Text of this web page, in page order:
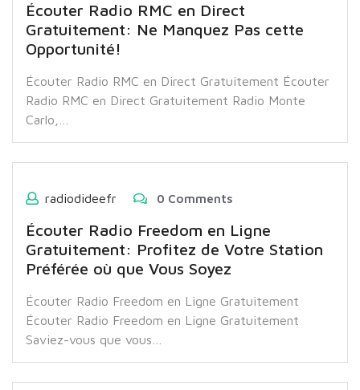
Écouter Radio RMC en Direct
Gratuitement: Ne Manquez Pas cette
Opportunité!
Écouter Radio RMC en Direct Gratuitement Écouter
Radio RMC en Direct Gratuitement Radio Monte
Carlo,…
radiodideefr 0 Comments
Écouter Radio Freedom en Ligne
Gratuitement: Profitez de Votre Station
Préférée où que Vous Soyez
Écouter Radio Freedom en Ligne Gratuitement
Écouter Radio Freedom en Ligne Gratuitement
Saviez-vous que vous…